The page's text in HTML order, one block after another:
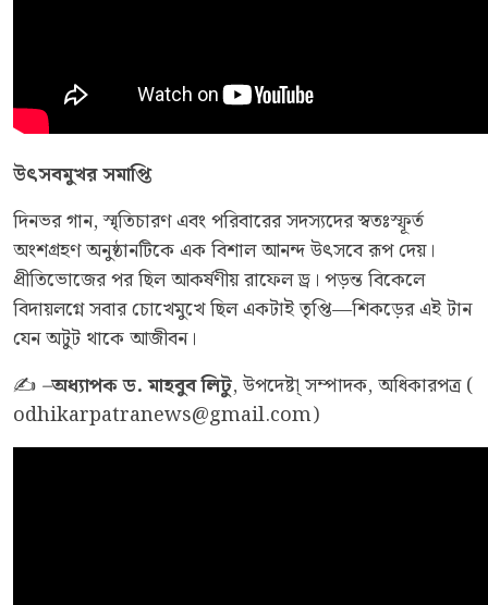
উৎসবমুখরসমাপ্তি
দিনভর গান, স্মৃতিচারণ এবং পরিবারের সদস্যদের স্বতঃস্ফূর্ত
অংশগ্রহণ অনুষ্ঠানটিকে এক বিশাল আনন্দ উৎসবে রূপ দেয়।
প্রীতিভোজের পর ছিল আকর্ষণীয় রাফেল ড্র। পড়ন্ত বিকেলে
বিদায়লগ্নে সবার চোখেমুখে ছিল একটাই তৃপ্তি—শিকড়ের এই টান
যেন অটুট থাকে আজীবন।
✍️ –অধ্যাপকড.মাহবুবলিটু, উপদেষ্টা্ সম্পাদক, অধিকারপত্র (
odhikarpatranews@gmail.com)